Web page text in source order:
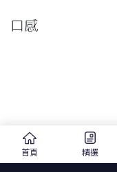
口感
首頁 精選